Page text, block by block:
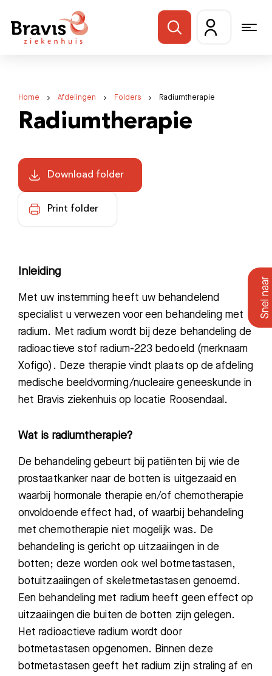
Home Afdelingen Folders Radiumtherapie
Radiumtherapie
Download folder
Print folder
Inleiding
Met uw instemming heeft uw behandelend
specialist u verwezen voor een behandeling met
radium. Met radium wordt bij deze behandeling de
radioactieve stof radium-223 bedoeld (merknaam
Xofigo). Deze therapie vindt plaats op de afdeling
medische beeldvorming/nucleaire geneeskunde in
het Bravis ziekenhuis op locatie Roosendaal.
Wat is radiumtherapie?
De behandelinggebeurt bij patiënten bij wie de
prostaatkanker naar de botten is uitgezaaid en
waarbij hormonale therapie en/of chemotherapie
onvoldoende effect had, of waarbij behandeling
met chemotherapie niet mogelijk was. De
behandeling is gericht op uitzaaiingen in de
botten; deze worden ook wel botmetastasen,
botuitzaaiingen of skeletmetastasen genoemd.
Een behandeling met radium heeft geen effect op
uitzaaiingen die buiten de botten zijn gelegen.
Het radioactieve radium wordt door
botmetastasen opgenomen. Binnen deze
botmetastasen geeft het radium zijn straling af en